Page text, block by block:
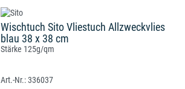
Wischtuch Sito Vliestuch Allzweckvlies
blau 38 x 38 cm
Stärke 125g/qm
336037